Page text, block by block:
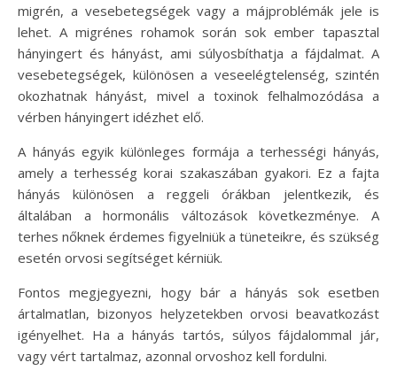
migrén, a vesebetegségek vagy a májproblémák jele is
lehet. A migrénes rohamok során sok ember tapasztal
hányingert és hányást, ami súlyosbíthatja a fájdalmat. A
vesebetegségek, különösen a veseelégtelenség, szintén
okozhatnak hányást, mivel a toxinok felhalmozódása a
vérben hányingert idézhet elő.
A hányás egyik különleges formája a terhességi hányás,
amely a terhesség korai szakaszában gyakori. Ez a fajta
hányás különösen a reggeli órákban jelentkezik, és
általában a hormonális változások következménye. A
terhes nőknek érdemes figyelniük a tüneteikre, és szükség
esetén orvosi segítséget kérniük.
Fontos megjegyezni, hogy bár a hányás sok esetben
ártalmatlan, bizonyos helyzetekben orvosi beavatkozást
igényelhet. Ha a hányás tartós, súlyos fájdalommal jár,
vagy vért tartalmaz, azonnal orvoshoz kell fordulni.